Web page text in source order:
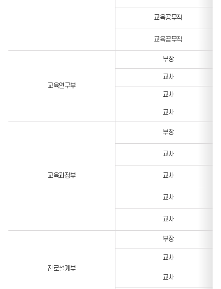
교육공무직
교육공무직
교육연구부
부장
교사
교사
교사
교육과정부
부장
교사
교사
교사
교사
진로설계부
부장
교사
교사